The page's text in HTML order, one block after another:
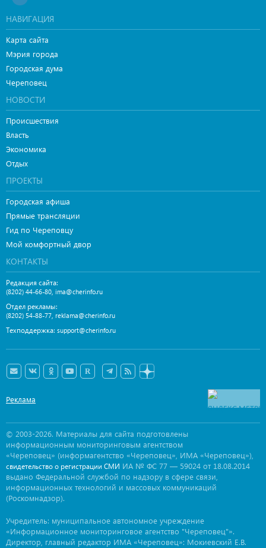
НАВИГАЦИЯ
Карта сайта
Мэрия города
Городская дума
Череповец
НОВОСТИ
Происшествия
Власть
Экономика
Отдых
ПРОЕКТЫ
Городская афиша
Прямые трансляции
Гид по Череповцу
Мой комфортный двор
КОНТАКТЫ
Редакция сайта:
(8202) 44-66-80, ima@cherinfo.ru
Отдел рекламы:
(8202) 54-88-77, reklama@cherinfo.ru
Техподдержка: support@cherinfo.ru
Реклама
© 2003-2026. Материалы для сайта подготовлены
информационным мониторинговым агентством
«Череповец» (информагентство «Череповец», ИМА «Череповец»),
свидетельство о регистрации СМИ ИА № ФС 77 — 59024 от 18.08.2014
выдано Федеральной службой по надзору в сфере связи,
информационных технологий и массовых коммуникаций
(Роскомнадзор).
Учредитель: муниципальное автономное учреждение
«Информационное мониторинговое агентство "Череповец"».
Директор, главный редактор ИМА «Череповец»: Мокиевский Е.В.